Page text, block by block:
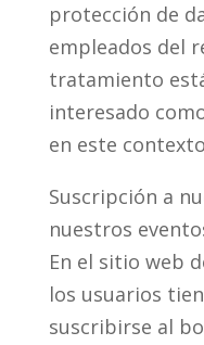
protección de
empleados del
tratamiento
interesado
en este
Suscripción a
nuestros
En el sitio web
los usuarios
suscribirse al